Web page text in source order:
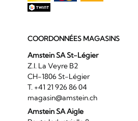
COORDONNÉES MAGASINS
Amstein SA St-Légier
Z.I. La Veyre B2
CH-1806 St-Légier
T. +41 21 926 86 04
magasin@amstein.ch
Amstein SA Aigle